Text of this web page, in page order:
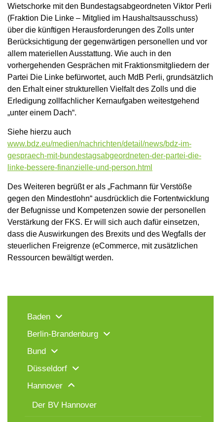
Wietschorke mit den Bundestagsabgeordneten Viktor Perli
(Fraktion Die Linke – Mitglied im Haushaltsausschuss)
über die künftigen Herausforderungen des Zolls unter
Berücksichtigung der gegenwärtigen personellen und vor
allem materiellen Ausstattung. Wie auch in den
vorhergehenden Gesprächen mit Fraktionsmitgliedern der
Partei Die Linke befürwortet, auch MdB Perli, grundsätzlich
den Erhalt einer strukturellen Vielfalt des Zolls und die
Erledigung zollfachlicher Kernaufgaben weitestgehend
„unter einem Dach“.
Siehe hierzu auch
www.bdz.eu/medien/nachrichten/detail/news/bdz-im-
gespraech-mit-bundestagsabgeordneten-der-partei-die-
linke-bessere-finanzielle-und-person.html
Des Weiteren begrüßt er als „Fachmann für Verstöße
gegen den Mindestlohn“ ausdrücklich die Fortentwicklung
der Befugnisse und Kompetenzen sowie der personellen
Verstärkung der FKS. Er will sich auch dafür einsetzen,
dass die Auswirkungen des Brexits und des Wegfalls der
steuerlichen Freigrenze (eCommerce, mit zusätzlichen
Ressourcen bewältigt werden.
Baden
Berlin-Brandenburg
Bund
Düsseldorf
Hannover
Der BV Hannover